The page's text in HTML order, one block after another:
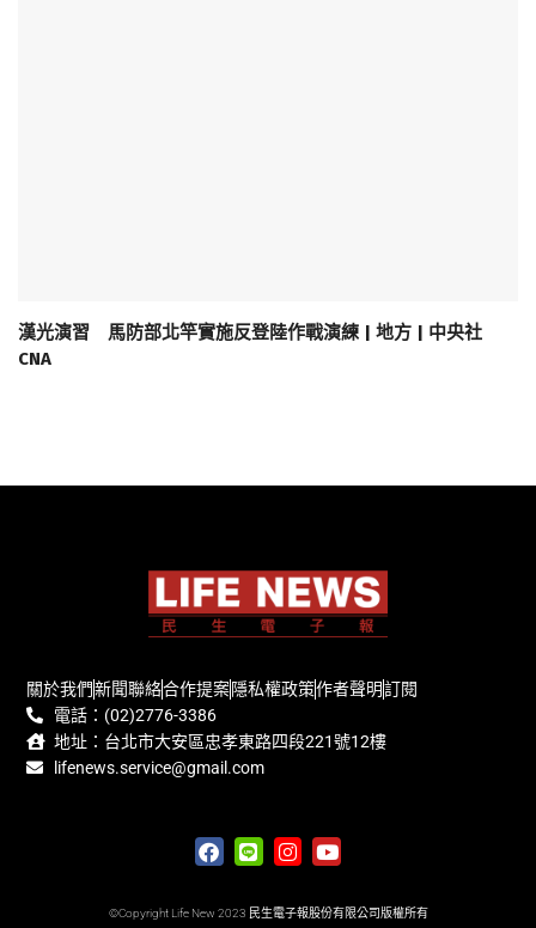
漢光演習 馬防部北竿實施反登陸作戰演練 | 地方 | 中央社
CNA
關於我們新聞聯絡合作提案隱私權政策作者聲明訂閱
電話：(02)2776-3386
地址：台北市大安區忠孝東路四段221號12樓
lifenews.service@gmail.com
©Copyright Life New 2023 民生電子報股份有限公司版權所有